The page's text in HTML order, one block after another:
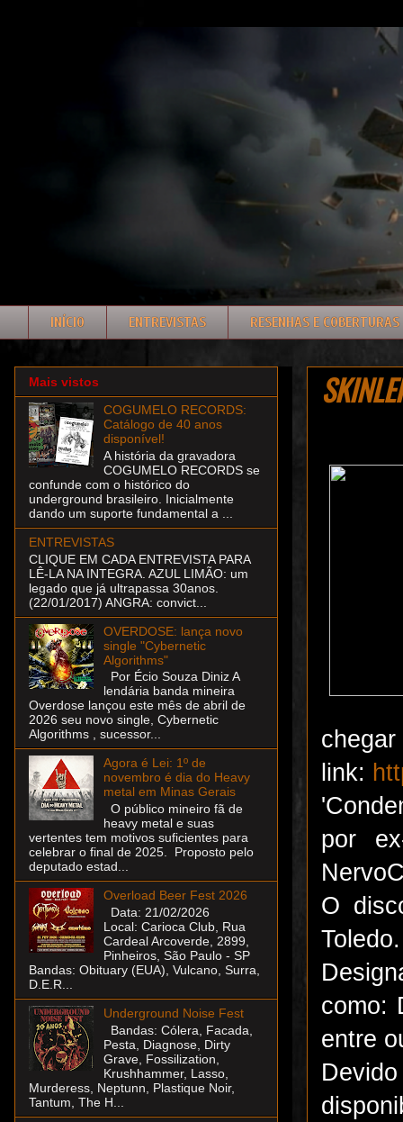
INÍCIO ENTREVISTAS RESENHAS E COBERTURAS
link:
por
O
como:
entre
Mais vistos
COGUMELO RECORDS:
Catálogo de 40 anos
disponível!
A história da gravadora
COGUMELO RECORDS se
confunde com o histórico do
underground brasileiro. Inicialmente
dando um suporte fundamental a ...
ENTREVISTAS
CLIQUE EM CADA ENTREVISTA PARA
LÊ-LA NA INTEGRA. AZUL LIMÃO: um
legado que já ultrapassa 30anos.
(22/01/2017) ANGRA: convict...
OVERDOSE: lança novo
single "Cybernetic
Algorithms"
Por Écio Souza Diniz A
lendária banda mineira
Overdose lançou este mês de abril de
2026 seu novo single, Cybernetic
Algorithms , sucessor...
Agora é Lei: 1º de
novembro é dia do Heavy
metal em Minas Gerais
O público mineiro fã de
heavy metal e suas
vertentes tem motivos suficientes para
celebrar o final de 2025. Proposto pelo
deputado estad...
Overload Beer Fest 2026
Data: 21/02/2026
Local: Carioca Club, Rua
Cardeal Arcoverde, 2899,
Pinheiros, São Paulo - SP
Bandas: Obituary (EUA), Vulcano, Surra,
D.E.R...
Underground Noise Fest
Bandas: Cólera, Facada,
Pesta, Diagnose, Dirty
Grave, Fossilization,
Krushhammer, Lasso,
Murderess, Neptunn, Plastique Noir,
Tantum, The H...